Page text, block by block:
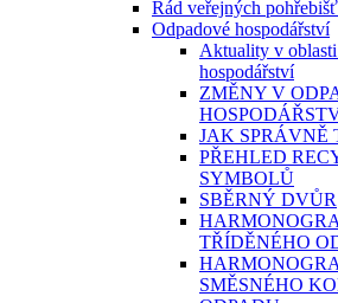
Řád veřejných
Odpadové hospodářství
Aktuality v
hospodářství
ZMĚNY V
JAK SPRÁVNĚ
PŘEHLED
SYMBOLŮ
SBĚRNÝ DVŮR
TŘÍDĚNÉHO
SMĚSNÉHO